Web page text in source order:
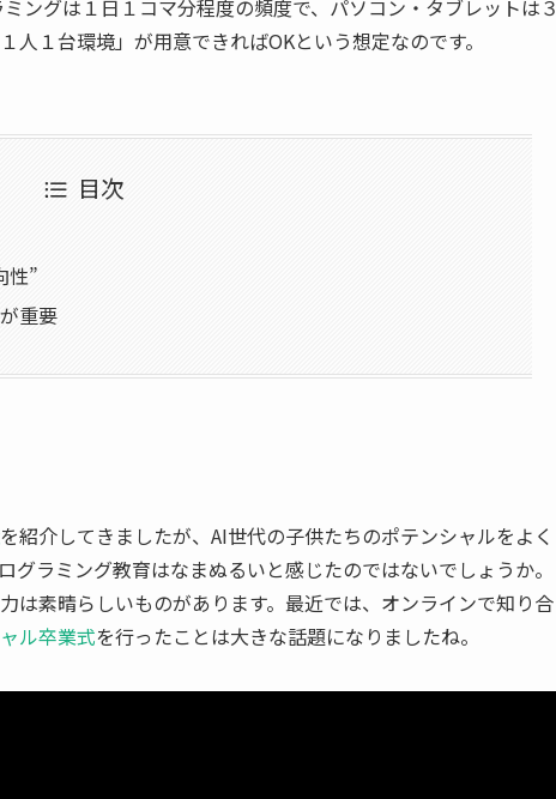
ングは１日１コマ分程度の頻度で、パソコン・タブレットは３
１台環境」が用意できればOKという想定なのです。
目次
性”
重要
を紹介してきましたが、AI世代の子供たちのポテンシャルをよく
ラミング教育はなまぬるいと感じたのではないでしょうか。
は素晴らしいものがあります。最近では、オンラインで知り合
ル卒業式を行ったことは大きな話題になりましたね。